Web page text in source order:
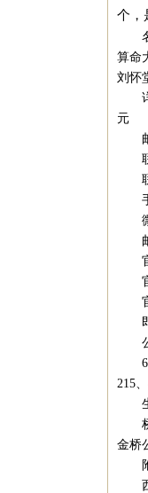
个，
算命
刘怀
元
215
金桥